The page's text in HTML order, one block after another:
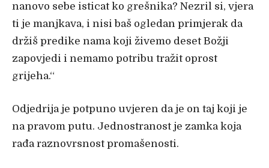
nanovo sebe isticat ko grešnika? Nezril si, vjera
ti je manjkava, i nisi baš ogledan primjerak da
držiš predike nama koji živemo deset Božji
zapovjedi i nemamo potribu tražit oprost
grijeha.“
Odjedrija je potpuno uvjeren da je on taj koji je
na pravom putu. Jednostranost je zamka koja
rađa raznovrsnost promašenosti.